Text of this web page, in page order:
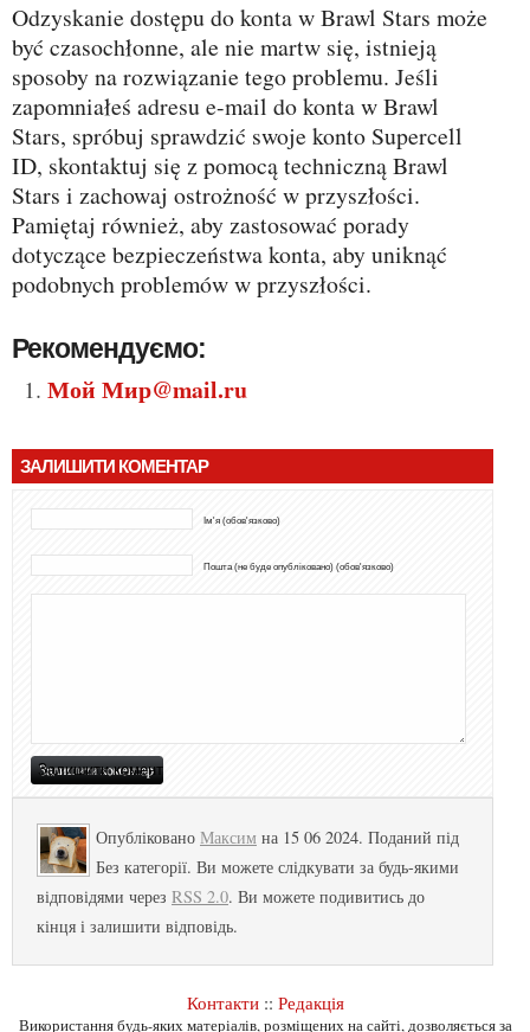
Odzyskanie dostępu do konta w Brawl Stars może
być czasochłonne, ale nie martw się, istnieją
sposoby na rozwiązanie tego problemu. Jeśli
zapomniałeś adresu e-mail do konta w Brawl
Stars, spróbuj sprawdzić swoje konto Supercell
ID, skontaktuj się z pomocą techniczną Brawl
Stars i zachowaj ostrożność w przyszłości.
Pamiętaj również, aby zastosować porady
dotyczące bezpieczeństwa konta, aby uniknąć
podobnych problemów w przyszłości.
Рекомендуємо:
Мой Мир@mail.ru
ЗАЛИШИТИ КОМЕНТАР
Ім'я (обов'язково)
Пошта (не буде опубліковано) (обов'язково)
Опубліковано Максим на 15 06 2024. Поданий під
Без категорії. Ви можете слідкувати за будь-якими
відповідями через RSS 2.0. Ви можете подивитись до
кінця і залишити відповідь.
Контакти:: Редакція
Використання будь-яких матеріалів, розміщених на сайті, дозволяється за